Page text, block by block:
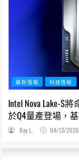
最新情報 科技情報
Intel Nova Lake-S
於Q4量產登場，
Ray L. 04/13/2026